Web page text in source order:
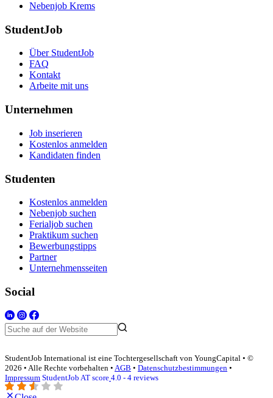
Nebenjob Krems
StudentJob
Über StudentJob
FAQ
Kontakt
Arbeite mit uns
Unternehmen
Job inserieren
Kostenlos anmelden
Kandidaten finden
Studenten
Kostenlos anmelden
Nebenjob suchen
Ferialjob suchen
Praktikum suchen
Bewerbungstipps
Partner
Unternehmensseiten
Social
StudentJob International ist eine Tochtergesellschaft von YoungCapital • ©
2026 • Alle Rechte vorbehalten • AGB • Datenschutzbestimmungen •
Impressum StudentJob AT score 4.0 - 4 reviews